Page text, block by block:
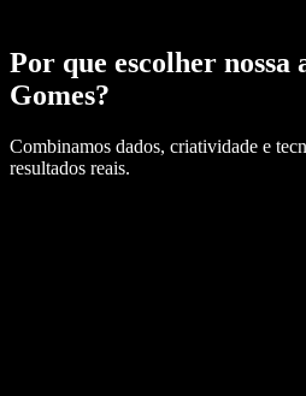
Por que escolher nossa
Gomes?
Combinamos dados, criatividade e
resultados reais.